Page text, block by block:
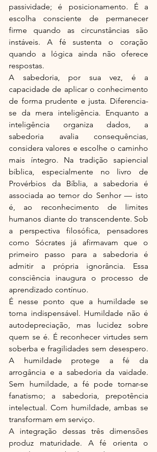
passividade; é posicionamento. É a
escolha consciente de permanecer
firme quando as circunstâncias são
instáveis. A fé sustenta o coração
quando a lógica ainda não oferece
respostas.
A sabedoria, por sua vez, é a
capacidade de aplicar o conhecimento
de forma prudente e justa. Diferencia-
se da mera inteligência. Enquanto a
inteligência organiza dados, a
sabedoria avalia consequências,
considera valores e escolhe o caminho
mais íntegro. Na tradição sapiencial
bíblica, especialmente no livro de
Provérbios da Bíblia, a sabedoria é
associada ao temor do Senhor — isto
é, ao reconhecimento de limites
humanos diante do transcendente. Sob
a perspectiva filosófica, pensadores
como Sócrates já afirmavam que o
primeiro passo para a sabedoria é
admitir a própria ignorância. Essa
consciência inaugura o processo de
aprendizado contínuo.
É nesse ponto que a humildade se
torna indispensável. Humildade não é
autodepreciação, mas lucidez sobre
quem se é. É reconhecer virtudes sem
soberba e fragilidades sem desespero.
A humildade protege a fé da
arrogância e a sabedoria da vaidade.
Sem humildade, a fé pode tornar-se
fanatismo; a sabedoria, prepotência
intelectual. Com humildade, ambas se
transformam em serviço.
A integração dessas três dimensões
produz maturidade. A fé orienta o